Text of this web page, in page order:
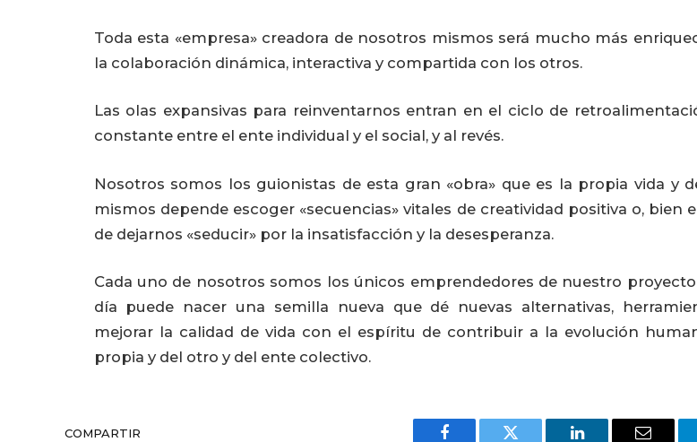
Toda esta «empresa» creadora de nosotros mismos será mucho más
la colaboración dinámica, interactiva y compartida con los otros.
Las olas expansivas para reinventarnos entran en el ciclo de
constante entre el ente individual y el social, y al revés.
Nosotros somos los guionistas de esta gran «obra» que es la propia vida y
mismos depende escoger «secuencias» vitales de creatividad positiva o, bien
de dejarnos «seducir» por la insatisfacción y la desesperanza.
Cada uno de nosotros somos los únicos emprendedores de nuestro proyecto
día puede nacer una semilla nueva que dé nuevas alternativas,
mejorar la calidad de vida con el espíritu de contribuir a la evolución
propia y del otro y del ente colectivo.
COMPARTIR